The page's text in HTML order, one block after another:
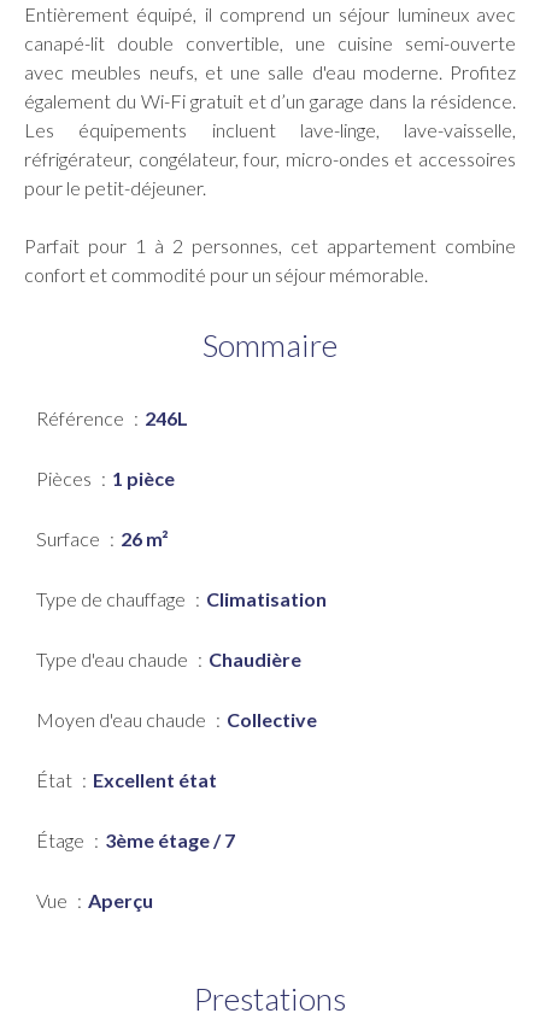
Entièrement équipé, il comprend un séjour lumineux avec
canapé-lit double convertible, une cuisine semi-ouverte
avec meubles neufs, et une salle d'eau moderne. Profitez
également du Wi-Fi gratuit et d’un garage dans la résidence.
Les équipements incluent lave-linge, lave-vaisselle,
réfrigérateur, congélateur, four, micro-ondes et accessoires
pour le petit-déjeuner.
Parfait pour 1 à 2 personnes, cet appartement combine
confort et commodité pour un séjour mémorable.
Sommaire
Référence 246L
Pièces 1 pièce
Surface 26 m²
Type de chauffage Climatisation
Type d'eau chaude Chaudière
Moyen d'eau chaude Collective
État Excellent état
Étage 3ème étage / 7
Vue Aperçu
Prestations